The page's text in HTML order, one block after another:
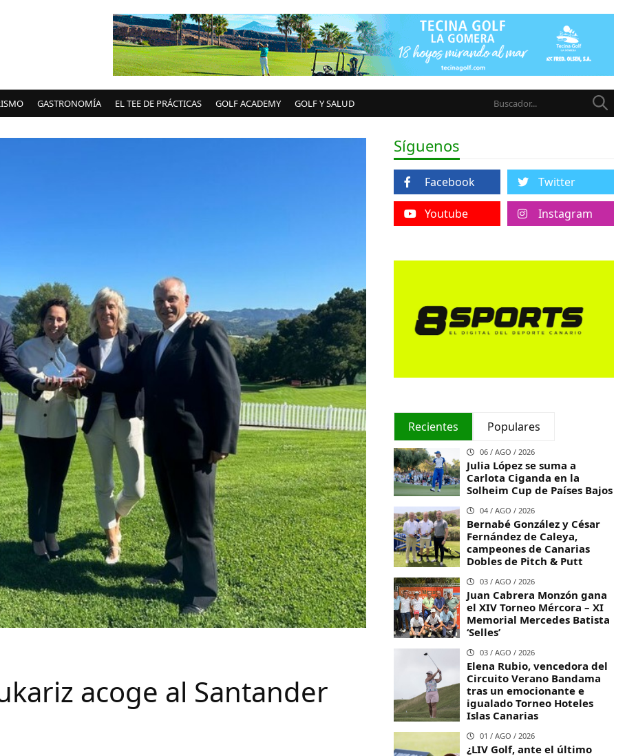
GASTRONOMÍA EL TEE DE PRÁCTICAS GOLF ACADEMY GOLF Y SALUD
acoge al Santander
Síguenos
Facebook Twitter
Youtube Instagram
Recientes Populares
06 / AGO / 2026
Julia López se suma a
Carlota Ciganda en la
Solheim Cup de Países Bajos
04 / AGO / 2026
Bernabé González y César
Fernández de Caleya,
campeones de Canarias
Dobles de Pitch & Putt
03 / AGO / 2026
Juan Cabrera Monzón gana
el XIV Torneo Mércora – XI
Memorial Mercedes Batista
‘Selles’
03 / AGO / 2026
Elena Rubio, vencedora del
Circuito Verano Bandama
tras un emocionante e
igualado Torneo Hoteles
Islas Canarias
01 / AGO / 2026
¿LIV Golf, ante el último